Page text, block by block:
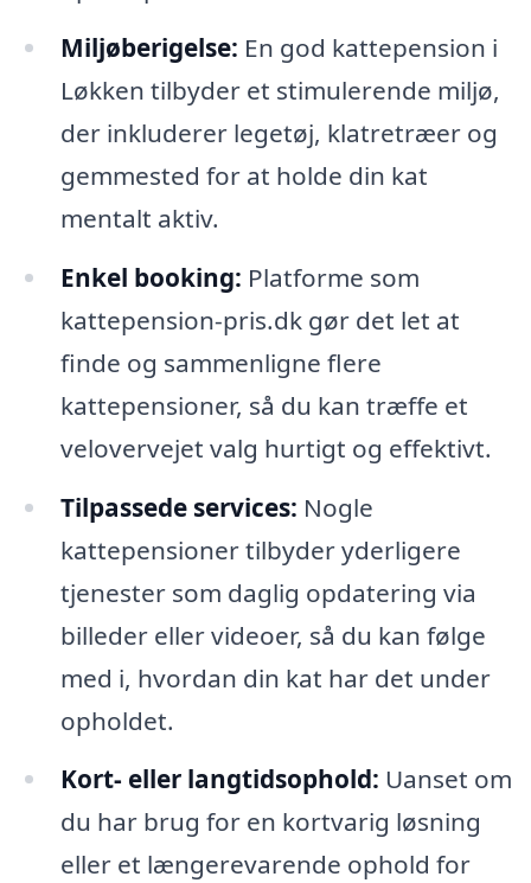
Miljøberigelse: En god kattepension i
Løkken tilbyder et stimulerende miljø,
der inkluderer legetøj, klatretræer og
gemmested for at holde din kat
mentalt aktiv.
Enkel booking: Platforme som
kattepension-pris.dk gør det let at
finde og sammenligne flere
kattepensioner, så du kan træffe et
velovervejet valg hurtigt og effektivt.
Tilpassede services: Nogle
kattepensioner tilbyder yderligere
tjenester som daglig opdatering via
billeder eller videoer, så du kan følge
med i, hvordan din kat har det under
opholdet.
Kort- eller langtidsophold: Uanset om
du har brug for en kortvarig løsning
eller et længerevarende ophold for